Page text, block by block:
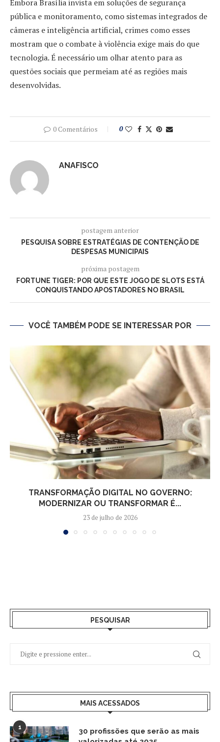
Embora Brasília invista em soluções de segurança
pública e monitoramento, como sistemas integrados de
câmeras e inteligência artificial, crimes como esses
mostram que o combate à violência exige mais do que
tecnologia. É necessário um olhar atento para as
questões sociais que permeiam até as regiões mais
desenvolvidas​.
0 Comentários 0
ANAFISCO
postagem anterior
PESQUISA SOBRE ESTRATÉGIAS DE CONTENÇÃO DE
DESPESAS MUNICIPAIS
próxima postagem
FORTUNE TIGER: POR QUE ESTE JOGO DE SLOTS ESTÁ
CONQUISTANDO APOSTADORES NO BRASIL
VOCÊ TAMBÉM PODE SE INTERESSAR POR
TRANSFORMAÇÃO DIGITAL NO GOVERNO:
MODERNIZAR OU TRANSFORMAR É...
23 de julho de 2026
PESQUISAR
MAIS ACESSADOS
1
30 profissões que serão as mais